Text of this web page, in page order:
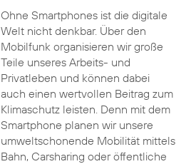
Ohne Smartphones ist die digitale
Welt nicht denkbar. Über den
Mobilfunk organisieren wir große
Teile unseres Arbeits- und
Privatleben und können dabei
auch einen wertvollen Beitrag zum
Klimaschutz leisten. Denn mit dem
Smartphone planen wir unsere
umweltschonende Mobilität mittels
Bahn, Carsharing oder öffentliche